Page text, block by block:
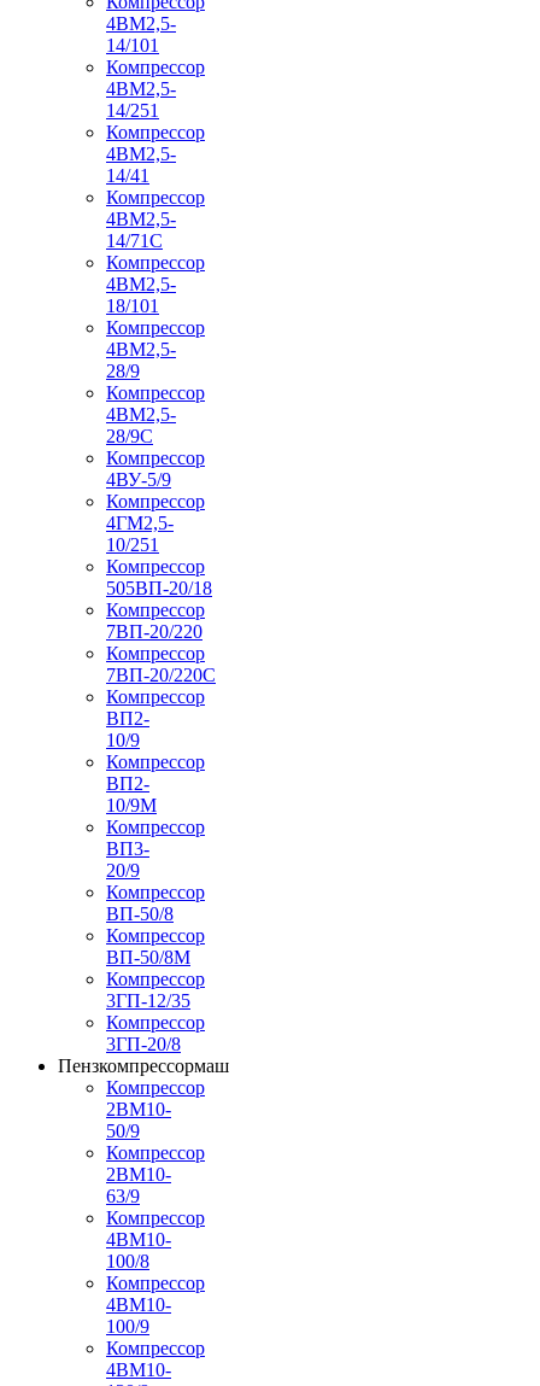
4ВМ2,5-
14/101
Компрессор
4ВМ2,5-
14/251
Компрессор
4ВМ2,5-
14/41
Компрессор
4ВМ2,5-
14/71C
Компрессор
4ВМ2,5-
18/101
Компрессор
4ВМ2,5-
28/9
Компрессор
4ВМ2,5-
28/9С
Компрессор
4ВУ-5/9
Компрессор
4ГМ2,5-
10/251
Компрессор
505ВП-20/18
Компрессор
7ВП-20/220
Компрессор
7ВП-20/220С
Компрессор
ВП2-
10/9
Компрессор
ВП2-
10/9М
Компрессор
ВП3-
20/9
Компрессор
ВП-50/8
Компрессор
ВП-50/8М
Компрессор
3ГП-12/35
Компрессор
3ГП-20/8
Пензкомпрессормаш
Компрессор
2ВМ10-
50/9
Компрессор
2ВМ10-
63/9
Компрессор
4ВМ10-
100/8
Компрессор
4ВМ10-
100/9
Компрессор
4ВМ10-